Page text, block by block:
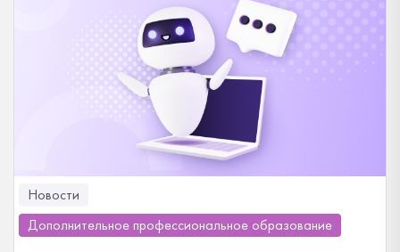
Новости
Дополнительное профессиональное образование